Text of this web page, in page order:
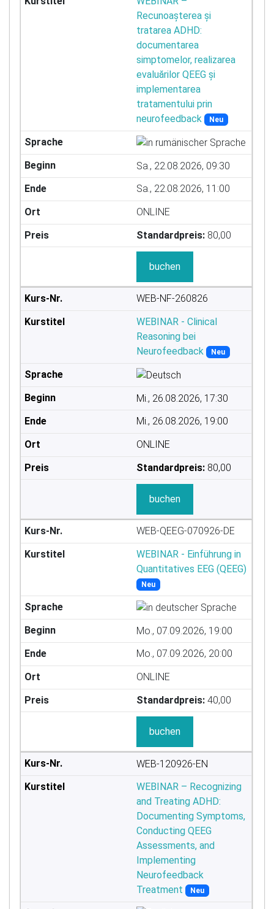
Recunoașterea și
tratarea ADHD:
documentarea
simptomelor, realizarea
evaluărilor QEEG și
implementarea
tratamentului prin
neurofeedback
Neu
Sa., 22.08.2026, 09:30
Sa., 22.08.2026, 11:00
ONLINE
Standardpreis: 80,00
buchen
WEB-NF-260826
WEBINAR - Clinical
Reasoning bei
Neurofeedback
Neu
Mi., 26.08.2026, 17:30
Mi., 26.08.2026, 19:00
ONLINE
Standardpreis: 80,00
buchen
WEB-QEEG-070926-DE
WEBINAR - Einführung in
Quantitatives EEG (QEEG)
Neu
Mo., 07.09.2026, 19:00
Mo., 07.09.2026, 20:00
ONLINE
Standardpreis: 40,00
buchen
WEB-120926-EN
WEBINAR – Recognizing
and Treating ADHD:
Documenting Symptoms,
Conducting QEEG
Assessments, and
Implementing
Neurofeedback
Treatment
Neu